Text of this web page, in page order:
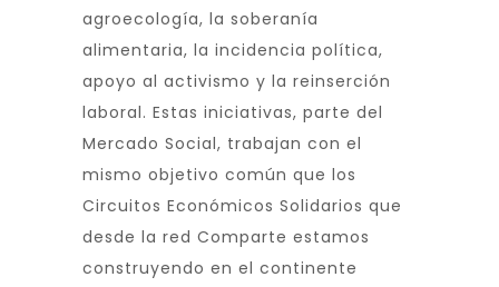
agroecología, la soberanía
alimentaria, la incidencia política,
apoyo al activismo y la reinserción
laboral. Estas iniciativas, parte del
Mercado Social, trabajan con el
mismo objetivo común que los
Circuitos Económicos Solidarios que
desde la red Comparte estamos
construyendo en el continente